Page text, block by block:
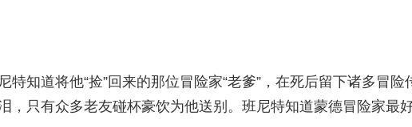
知道将他“捡”回来的那位冒险家“老爹”，在死后留下诸多冒
只有众多老友碰杯豪饮为他送别。班尼特知道蒙德冒险家最